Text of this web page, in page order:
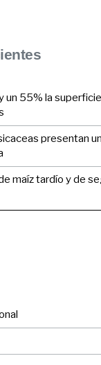
un 55% la
presentan
maíz tardío y de